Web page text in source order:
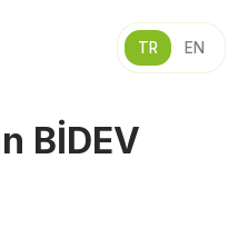
TR EN
BİDEV